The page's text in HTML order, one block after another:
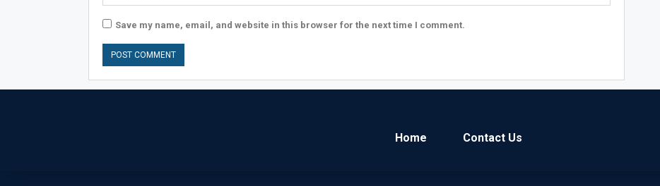
Save my name, email, and website in this browser for the next time I comment.
Home Contact Us